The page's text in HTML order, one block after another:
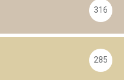
316
285